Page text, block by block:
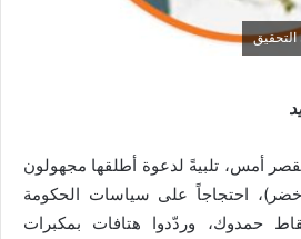
أمس، تلبيةً لدعوة أطلقها مجهولون
احتجاجاً على سياسات الحكومة
حمدوك، وردّدوا هتافات بمكبرات